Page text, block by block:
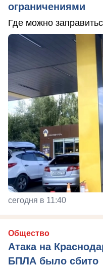
ограничениями
Где можно
сегодня в 11:40
Общество
Атака на
БПЛА было сбито